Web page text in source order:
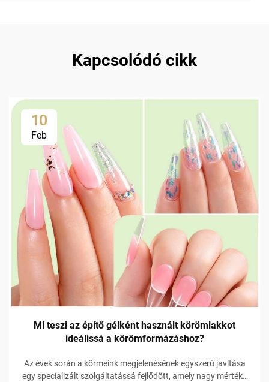
Kapcsolódó cikk
10
Feb
Mi teszi az építő gélként használt körömlakkot
ideálissá a körömformázáshoz?
Az évek során a körmeink megjelenésének egyszerű javítása
egy specializált szolgáltatássá fejlődött, amely nagy mértékű